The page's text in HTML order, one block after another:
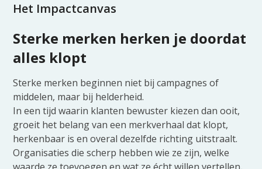
Het Impactcanvas
Sterke merken herken je doordat
alles klopt
Sterke merken beginnen niet bij campagnes of
middelen, maar bij helderheid.
In een tijd waarin klanten bewuster kiezen dan ooit,
groeit het belang van een merkverhaal dat klopt,
herkenbaar is en overal dezelfde richting uitstraalt.
Organisaties die scherp hebben wie ze zijn, welke